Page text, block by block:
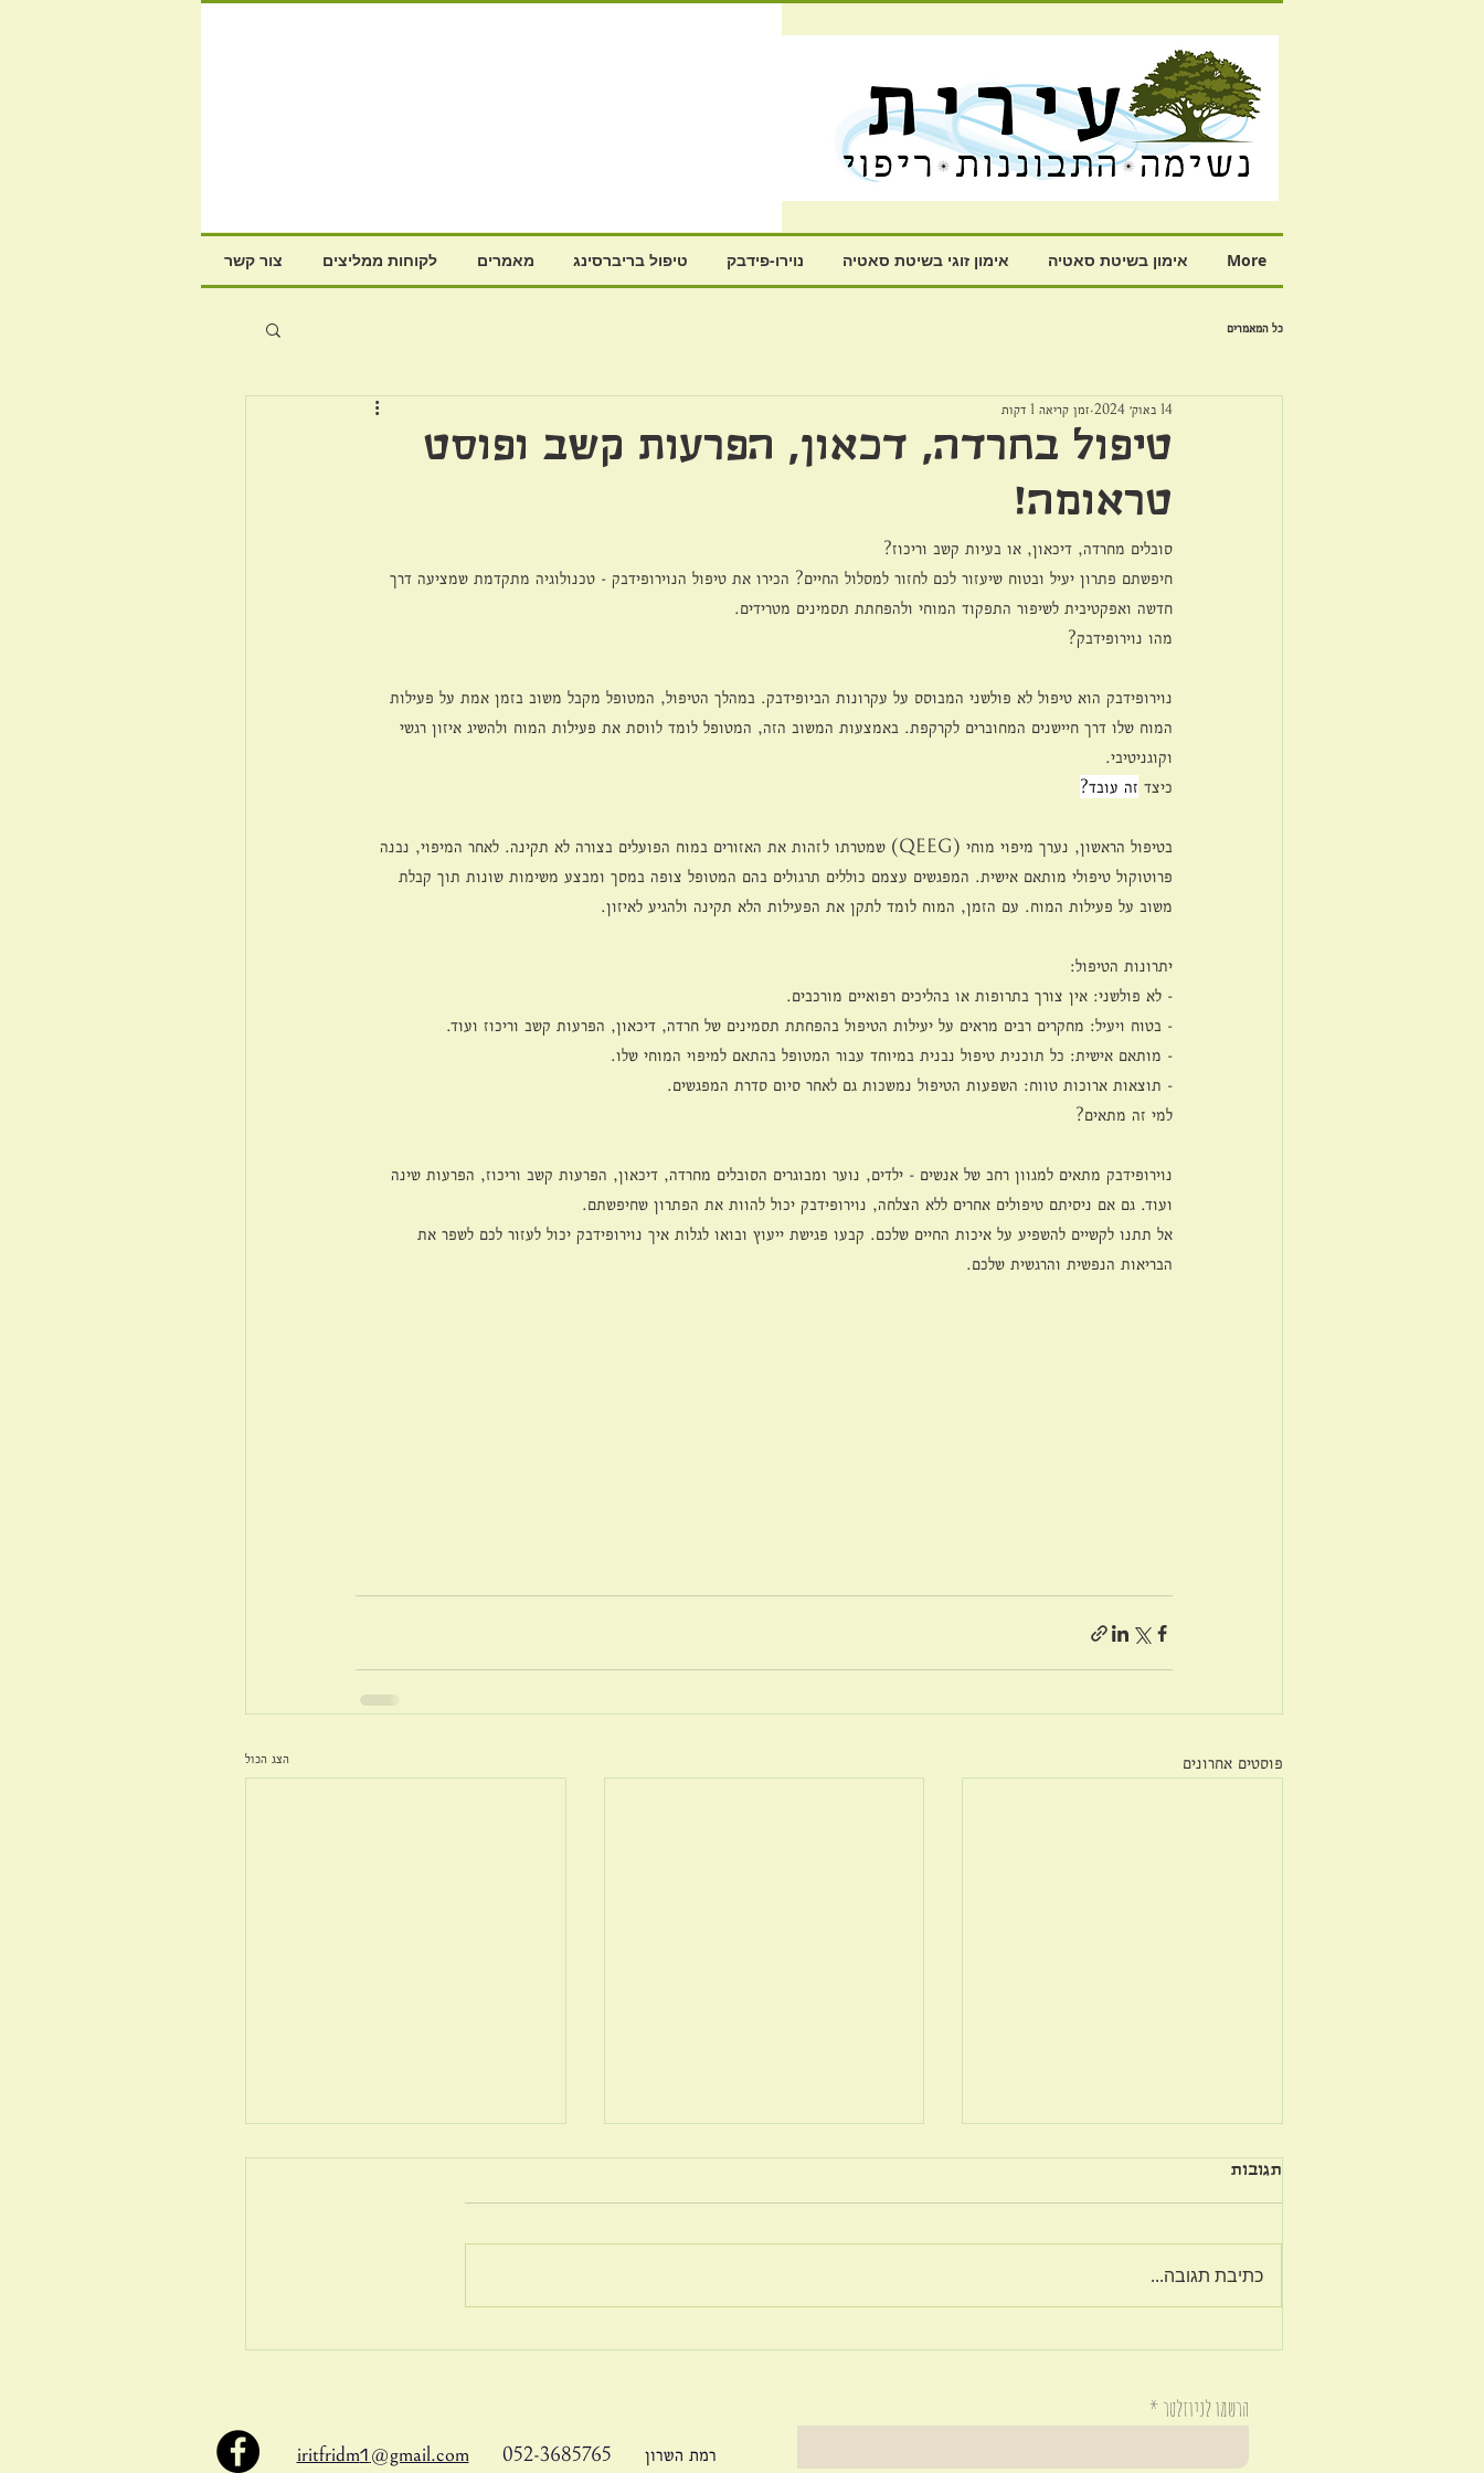
צור קשר לקוחות ממליצים מאמרים טיפול בריברסינג נוירו-פידבק אימון זוגי בשיטת סאטיה אימון בשיטת סאטיה More
כל המאמרים
טיפול בחרדה, דכאון, הפרעות קשב ופוסט
טראומה!
14 באוק׳ 2024 זמן קריאה 1 דקות
סובלים מחרדה, דיכאון, או בעיות קשב וריכוז?
חיפשתם פתרון יעיל ובטוח שיעזור לכם לחזור למסלול החיים? הכירו את טיפול הנוירופידבק - טכנולוגיה מתקדמת שמציעה דרך
חדשה ואפקטיבית לשיפור התפקוד המוחי ולהפחתת תסמינים מטרידים.
מהו נוירופידבק?
נוירופידבק הוא טיפול לא פולשני המבוסס על עקרונות הביופידבק. במהלך הטיפול, המטופל מקבל משוב בזמן אמת על פעילות
המוח שלו דרך חיישנים המחוברים לקרקפת. באמצעות המשוב הזה, המטופל לומד לווסת את פעילות המוח ולהשיג איזון רגשי
וקוגניטיבי.
כיצד זה עובד?
בטיפול הראשון, נערך מיפוי מוחי (QEEG) שמטרתו לזהות את האזורים במוח הפועלים בצורה לא תקינה. לאחר המיפוי, נבנה
פרוטוקול טיפולי מותאם אישית. המפגשים עצמם כוללים תרגולים בהם המטופל צופה במסך ומבצע משימות שונות תוך קבלת
משוב על פעילות המוח. עם הזמן, המוח לומד לתקן את הפעילות הלא תקינה ולהגיע לאיזון.
יתרונות הטיפול:
- לא פולשני: אין צורך בתרופות או בהליכים רפואיים מורכבים.
- בטוח ויעיל: מחקרים רבים מראים על יעילות הטיפול בהפחתת תסמינים של חרדה, דיכאון, הפרעות קשב וריכוז ועוד.
- מותאם אישית: כל תוכנית טיפול נבנית במיוחד עבור המטופל בהתאם למיפוי המוחי שלו.
- תוצאות ארוכות טווח: השפעות הטיפול נמשכות גם לאחר סיום סדרת המפגשים.
למי זה מתאים?
נוירופידבק מתאים למגוון רחב של אנשים - ילדים, נוער ומבוגרים הסובלים מחרדה, דיכאון, הפרעות קשב וריכוז, הפרעות שינה
ועוד. גם אם ניסיתם טיפולים אחרים ללא הצלחה, נוירופידבק יכול להוות את הפתרון שחיפשתם.
אל תתנו לקשיים להשפיע על איכות החיים שלכם. קבעו פגישת ייעוץ ובואו לגלות איך נוירופידבק יכול לעזור לכם לשפר את
הבריאות הנפשית והרגשית שלכם.
פוסטים אחרונים הצג הכול
תגובות
כתיבת תגובה...
iritfridm1@gmail.com 052-3685765 רמת השרון
הרשמו לניוזלטר